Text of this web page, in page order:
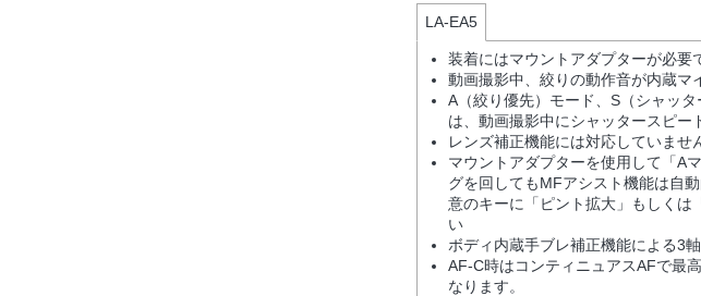
LA-EA5
装着にはマウントアダプターが必要
動画撮影中、絞りの動作音が内蔵マ
A（絞り優先）モード、S（シャッ
は、動画撮影中にシャッタースピー
レンズ補正機能には対応していませ
マウントアダプターを使用して「A
グを回してもMFアシスト機能は自
意のキーに「ピント拡大」もしくは
い
ボディ内蔵手ブレ補正機能による3
AF-C時はコンティニュアスAFで最
なります。